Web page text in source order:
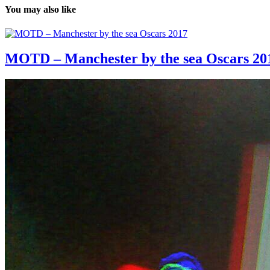
You may also like
MOTD – Manchester by the sea Oscars